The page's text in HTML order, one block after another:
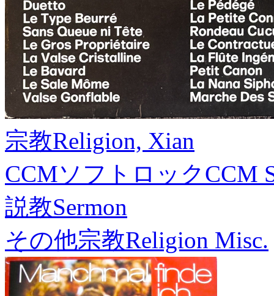
宗教Religion, Xian
CCMソフトロックCCM
説教Sermon
その他宗教Religion Misc.